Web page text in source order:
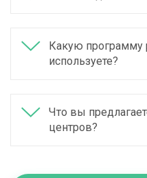
Какую программу
используете?
Что вы
центров?